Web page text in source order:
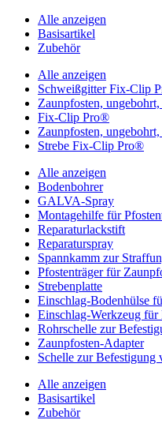
Alle anzeigen
Basisartikel
Zubehör
Alle anzeigen
Schweißgitter Fix-Clip
Zaunpfosten,
Fix-Clip Pro®
Zaunpfosten,
Strebe Fix-Clip Pro®
Alle anzeigen
Bodenbohrer
GALVA-Spray
Montagehilfe für
Reparaturlackstift
Reparaturspray
Spannkamm zur
Pfostenträger für
Strebenplatte
Einschlag-Bodenhülse
Einschlag-Werkzeug
Rohrschelle zur
Zaunpfosten-Adapter
Schelle zur Befestigung
Alle anzeigen
Basisartikel
Zubehör